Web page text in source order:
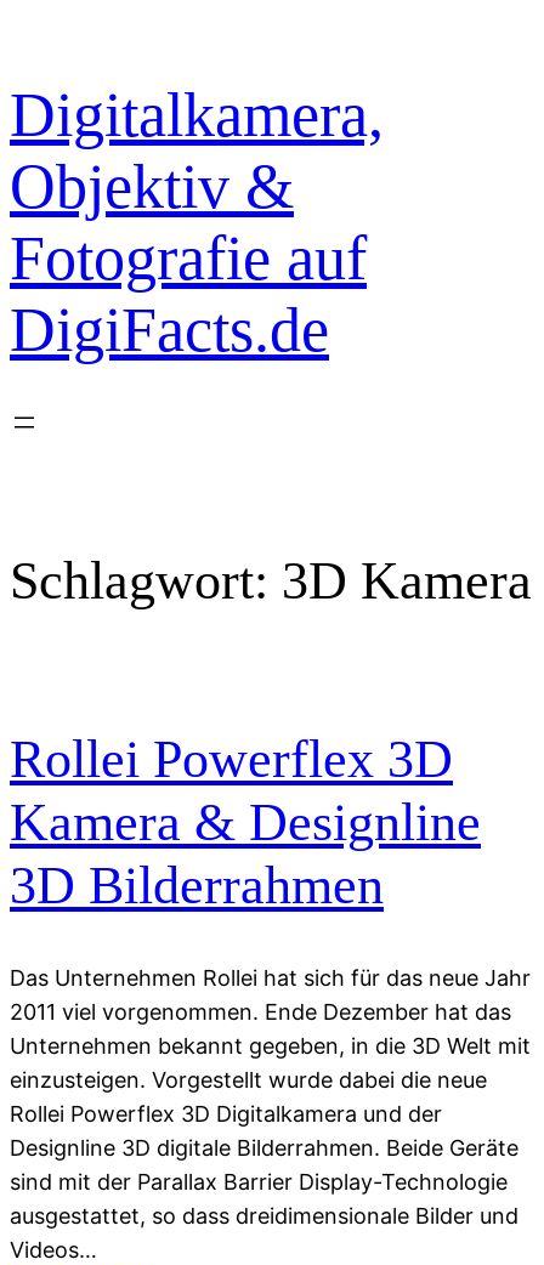
springen
Digitalkamera,
Objektiv &
Fotografie auf
DigiFacts.de
Schlagwort: 3D Kamera
Rollei Powerflex 3D
Kamera & Designline
3D Bilderrahmen
Das Unternehmen Rollei hat sich für das neue Jahr
2011 viel vorgenommen. Ende Dezember hat das
Unternehmen bekannt gegeben, in die 3D Welt mit
einzusteigen. Vorgestellt wurde dabei die neue
Rollei Powerflex 3D Digitalkamera und der
Designline 3D digitale Bilderrahmen. Beide Geräte
sind mit der Parallax Barrier Display-Technologie
ausgestattet, so dass dreidimensionale Bilder und
Videos…